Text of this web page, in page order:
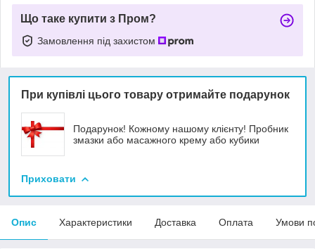
Що таке купити з Пром?
Замовлення під захистом
При купівлі цього товару отримайте подарунок
Подарунок! Кожному нашому клієнту! Пробник
змазки або масажного крему або кубики
Приховати
Опис Характеристики Доставка Оплата Умови